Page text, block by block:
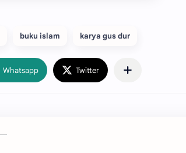
buku islam karya gus dur